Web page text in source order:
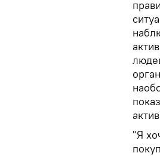
"Я